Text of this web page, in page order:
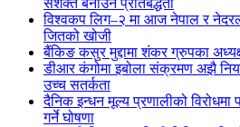
सशक्त बनाउने प्रतिबद्धता
विश्वकप लिग–२ मा आज नेपाल र
जितको खोजी
बैंकिङ कसुर मुद्दामा शंकर ग्रुपका
डीआर कंगोमा इबोला संक्रमण अझै
उच्च सतर्कता
दैनिक इन्धन मूल्य प्रणालीको विरोधमा
गर्ने घोषणा